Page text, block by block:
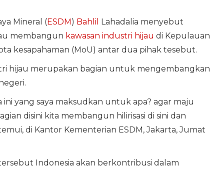
Mineral (ESDM) Bahlil Lahadalia menyebut
membangun kawasan industri hijau di Kepulauan
kesapahaman (MoU) antar dua pihak tesebut.
hijau merupakan bagian untuk mengembangkan
yang saya maksudkan untuk apa? agar maju
disini kita membangun hilirisasi di sini dan
di Kantor Kementerian ESDM, Jakarta, Jumat
Indonesia akan berkontribusi dalam